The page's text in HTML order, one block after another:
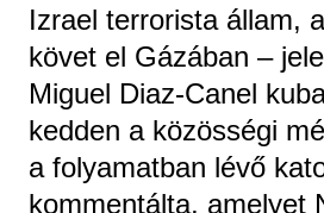
Izrael terrorista állam,
követ el Gázában –
Miguel Diaz-Canel
kedden a közösségi
a folyamatban lévő
kommentálta, amelyet